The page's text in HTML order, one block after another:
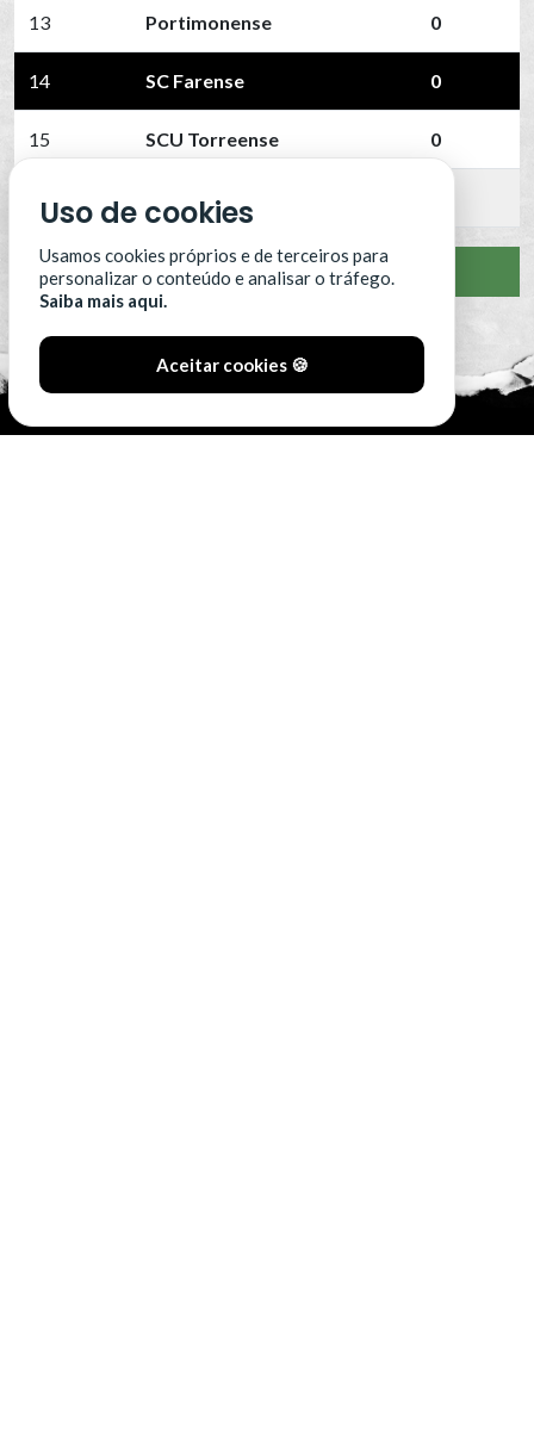
13 Portimonense 0
14 SC Farense 0
15 SCU Torreense 0
16 Benfica B
VER CLASSIFICAÇÃO COMPLETA
Uso de cookies
Usamos cookies próprios e de terceiros para
personalizar o conteúdo e analisar o tráfego.
Saiba mais aqui.
Aceitar cookies 🍪